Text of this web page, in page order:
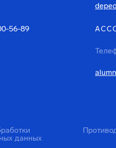
56-89
данных